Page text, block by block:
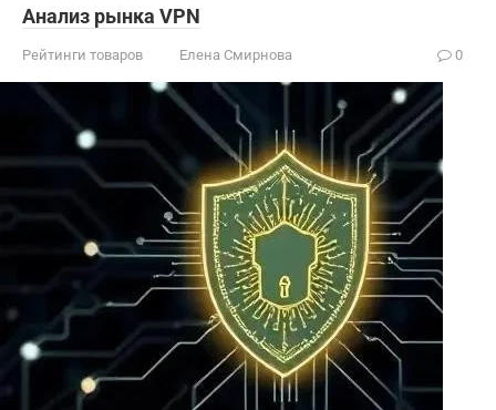
Анализ рынка VPN
Рейтинги товаров Елена Смирнова 0